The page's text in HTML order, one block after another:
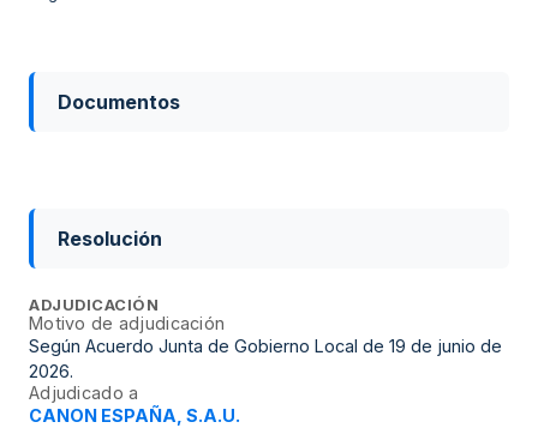
Documentos
Resolución
ADJUDICACIÓN
Motivo de adjudicación
Según Acuerdo Junta de Gobierno Local de 19 de junio de
2026.
Adjudicado a
CANON ESPAÑA, S.A.U.